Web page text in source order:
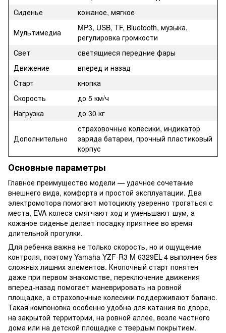
Сиденье
кожаное, мягкое
Мультимедиа
MP3, USB, TF, Bluetooth, музыка,
регулировка громкости
Свет
светящиеся передние фары
Движение
вперед и назад
Старт
кнопка
Скорость
до 5 км/ч
Нагрузка
до 30 кг
Дополнительно
страховочные колесики, индикатор
заряда батареи, прочный пластиковый
корпус
Основные параметры
Главное преимущество модели — удачное сочетание
внешнего вида, комфорта и простой эксплуатации. Два
электромотора помогают мотоциклу уверенно трогаться с
места, EVA-колеса смягчают ход и уменьшают шум, а
кожаное сиденье делает посадку приятнее во время
длительной прогулки.
Для ребенка важна не только скорость, но и ощущение
контроля, поэтому Yamaha YZF-R3 M 6329EL-4 выполнен без
сложных лишних элементов. Кнопочный старт понятен
даже при первом знакомстве, переключение движения
вперед-назад помогает маневрировать на ровной
площадке, а страховочные колесики поддерживают баланс.
Такая компоновка особенно удобна для катания во дворе,
на закрытой территории, на ровной аллее, возле частного
дома или на детской площадке с твердым покрытием.